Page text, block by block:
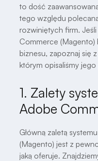
to dość
tego względu
rozwiniętych firm.
Commerce
biznesu, zapoznaj się
którym opisaliśmy jego
1. Zalety
Adobe
Główną zaletą
(Magento) jest z
jaką oferuje.